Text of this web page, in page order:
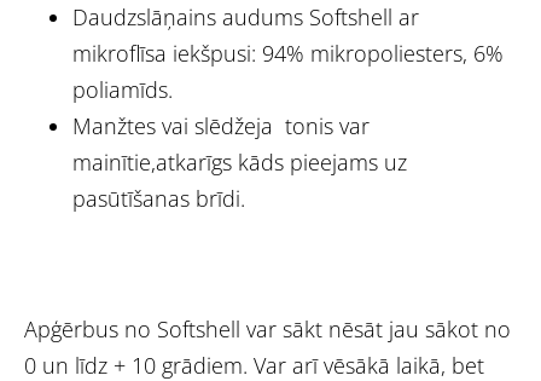
Daudzslāņains audums Softshell ar
mikroflīsa iekšpusi: 94% mikropoliesters, 6%
poliamīds.
Manžtes vai slēdžeja tonis var
mainītie,atkarīgs kāds pieejams uz
pasūtīšanas brīdi.
Apģērbus no Softshell var sākt nēsāt jau sākot no
0 un līdz + 10 grādiem. Var arī vēsākā laikā, bet